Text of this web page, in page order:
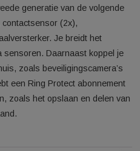
koppelt. Via de app
sensor onraad detecteert.
24 uur, zodat het blijft
gebruik je de optionele
werkt. Dit Ring Alarm
tweede generatie van de